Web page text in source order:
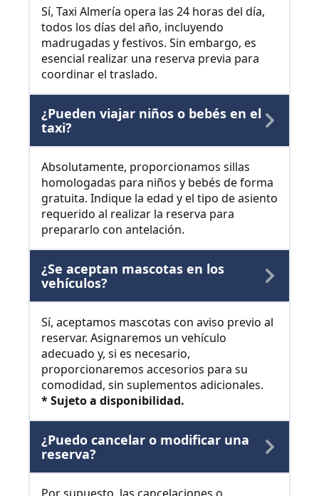
Sí, Taxi Almería opera las 24 horas del día,
todos los días del año, incluyendo
madrugadas y festivos. Sin embargo, es
esencial realizar una reserva previa para
coordinar el traslado.
¿Pueden viajar niños o bebés en el
taxi?
Absolutamente, proporcionamos sillas
homologadas para niños y bebés de forma
gratuita. Indique la edad y el tipo de asiento
requerido al realizar la reserva para
prepararlo con antelación.
¿Se aceptan mascotas en los
vehículos?
Sí, aceptamos mascotas con aviso previo al
reservar. Asignaremos un vehículo
adecuado y, si es necesario,
proporcionaremos accesorios para su
comodidad, sin suplementos adicionales.
* Sujeto a disponibilidad.
¿Puedo cancelar o modificar una
reserva?